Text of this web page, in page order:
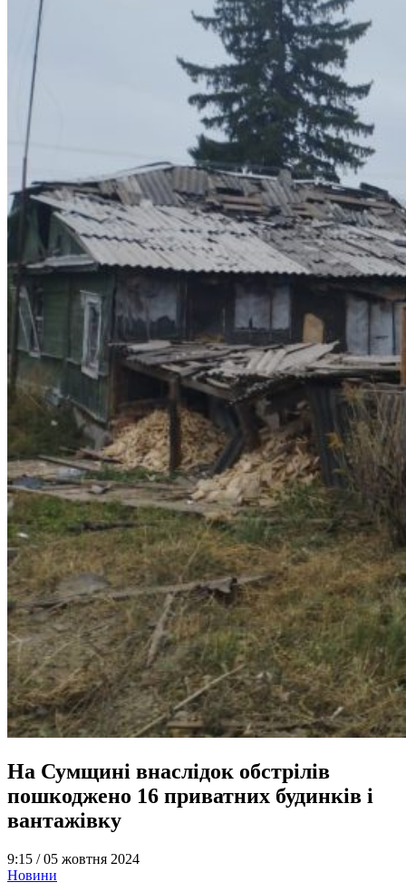
На Сумщині внаслідок обстрілів
пошкоджено 16 приватних будинків і
вантажівку
9:15 /05 жовтня 2024
Новини